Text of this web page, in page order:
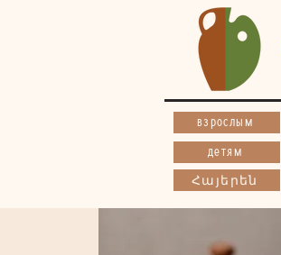
взрослым
детям
Հայերեն